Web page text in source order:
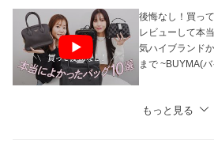
後悔なし！買っ
レビューして本
気ハイブランド
まで ~BUYMA(
もっと見る